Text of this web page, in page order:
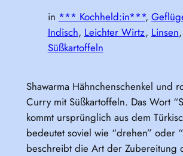
in *** Kochheld:in***,
Indisch, Leichter Wirtz, Linsen
Süßkartoffeln
Shawarma Hähnchenschenkel und
Curry mit Süßkartoffeln. Das Wort
kommt ursprünglich aus dem
bedeutet soviel wie “drehen” oder
beschreibt die Art der Zubereitung